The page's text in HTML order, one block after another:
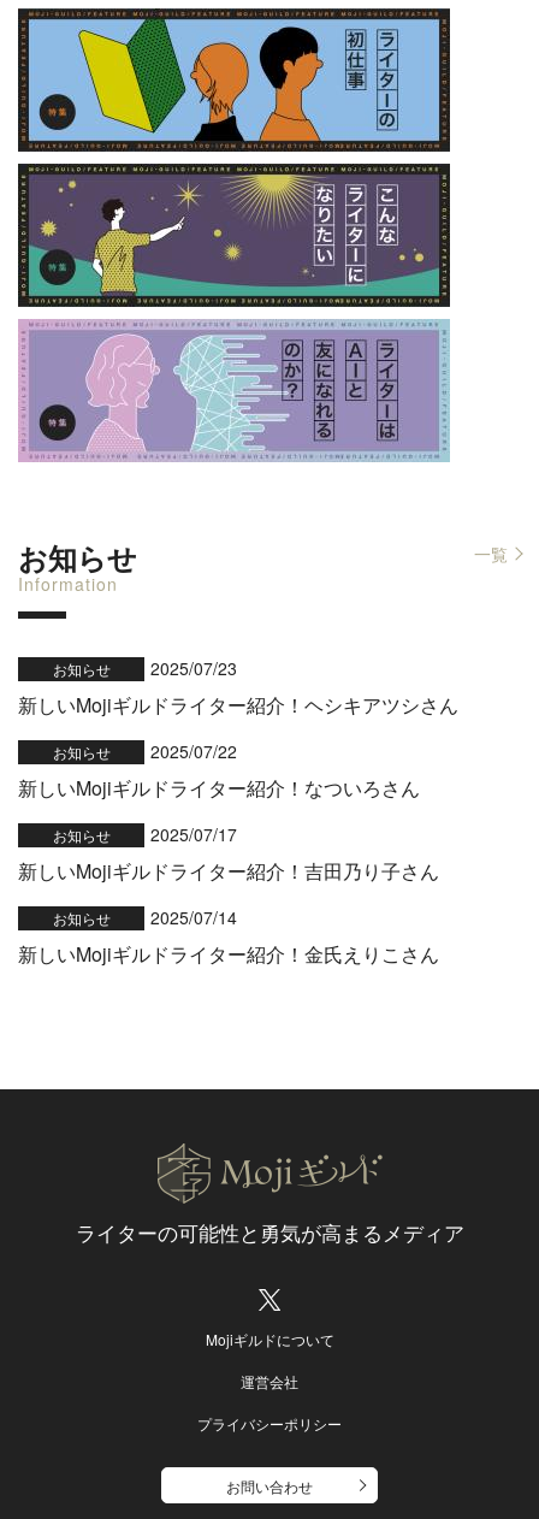
お知らせ
Information
一覧
お知らせ 2025/07/23
新しいMojiギルドライター紹介！ヘシキアツシさん
お知らせ 2025/07/22
新しいMojiギルドライター紹介！なついろさん
お知らせ 2025/07/17
新しいMojiギルドライター紹介！吉田乃り子さん
お知らせ 2025/07/14
新しいMojiギルドライター紹介！金氏えりこさん
ライターの可能性と 勇気が高まるメディア
Mojiギルドについて
運営会社
プライバシーポリシー
お問い合わせ